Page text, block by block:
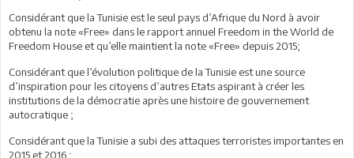
Considérant que la Tunisie est le seul pays d’Afrique du Nord à avoir
obtenu la note «Free» dans le rapport annuel Freedom in the World de
Freedom House et qu’elle maintient la note «Free» depuis 2015;
Considérant que l’évolution politique de la Tunisie est une source
d’inspiration pour les citoyens d’autres Etats aspirant à créer les
institutions de la démocratie après une histoire de gouvernement
autocratique ;
Considérant que la Tunisie a subi des attaques terroristes importantes en
2015 et 2016 ;